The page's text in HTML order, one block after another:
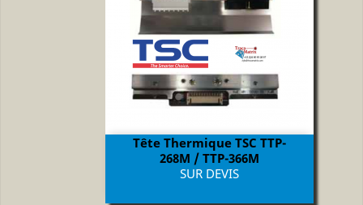
Tête Thermique TSC TTP-
268M / TTP-366M
Prix
SUR DEVIS